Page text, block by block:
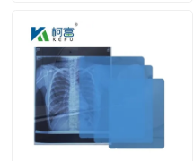
Alle Fälle
Medizinisches X Ray Film
Tintenstrahl X Ray Film